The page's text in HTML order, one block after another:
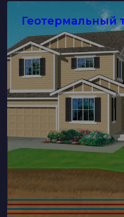
Геотермальный